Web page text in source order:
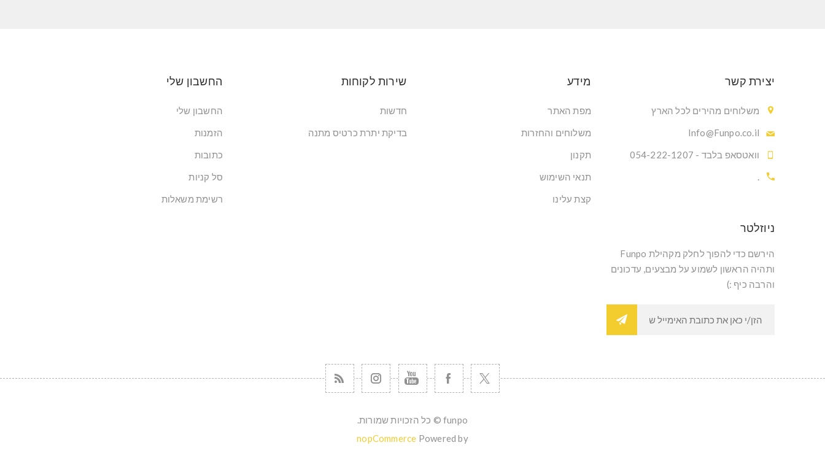
יצירת קשר
משלוחים מהירים לכל הארץ
Info@Funpo.co.il
וואטסאפ בלבד - 054-222-1207
.
מידע
מפת האתר
משלוחים והחזרות
תקנון
תנאי השימוש
קצת עלינו
שירות לקוחות
חדשות
בדיקת יתרת כרטיס מתנה
החשבון שלי
החשבון שלי
הזמנות
כתובות
סל קניות
רשימת משאלות
ניוזלטר
הירשם כדי להפוך לחלק מקהילת Funpo
ותהיה הראשון לשמוע על מבצעים, עדכונים
והרבה כיף :)
funpo © כל הזכויות שמורות.
Powered by
nopCommerce